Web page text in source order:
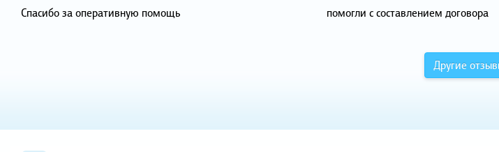
Спасибо за оперативную помощь
помогли с составлением договора
Другие